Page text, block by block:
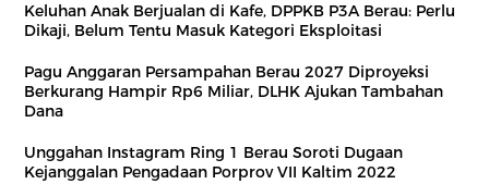
Keluhan Anak Berjualan di Kafe, DPPKB P3A Berau: Perlu
Dikaji, Belum Tentu Masuk Kategori Eksploitasi
Pagu Anggaran Persampahan Berau 2027 Diproyeksi
Berkurang Hampir Rp6 Miliar, DLHK Ajukan Tambahan
Dana
Unggahan Instagram Ring 1 Berau Soroti Dugaan
Kejanggalan Pengadaan Porprov VII Kaltim 2022